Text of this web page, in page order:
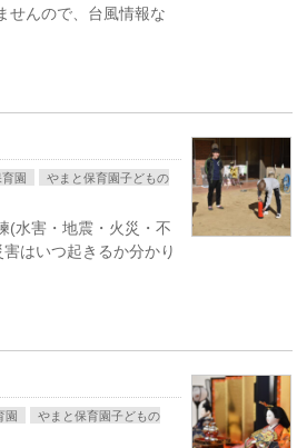
せんので、台風情報な
園
やまと保育園子どもの
(水害・地震・火災・不
はいつ起きるか分かり
園
やまと保育園子どもの